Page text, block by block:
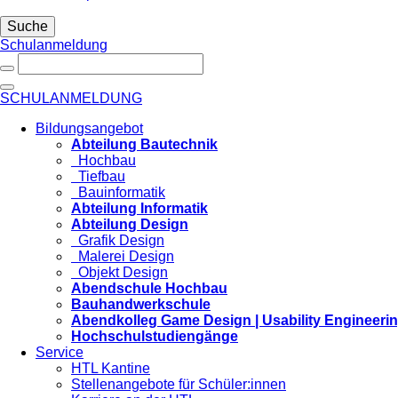
Suche
Schulanmeldung
SCHULANMELDUNG
Bildungsangebot
Abteilung Bautechnik
Hochbau
Tiefbau
Bauinformatik
Abteilung Informatik
Abteilung Design
Grafik Design
Malerei Design
Objekt Design
Abendschule Hochbau
Bauhandwerkschule
Abendkolleg Game Design | Usability
Hochschulstudiengänge
Service
HTL Kantine
Stellenangebote für Schüler:innen